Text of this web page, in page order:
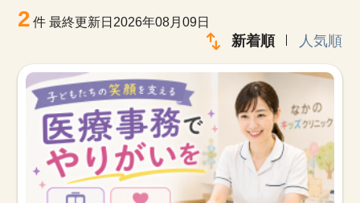
お知らせ
医療事務求人ドットコムとは
サイトの使い方
2 件最終更新日2026年08月09日
新着順 人気順
九州・沖縄